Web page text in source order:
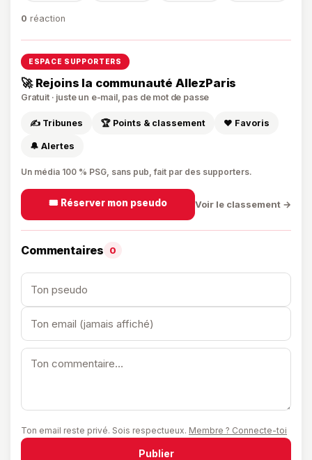
0 réaction
ESPACE SUPPORTERS
🚀 Rejoins la communauté AllezParis
Gratuit · juste un e-mail, pas de mot de passe
✍️ Tribunes 🏆 Points & classement ❤️ Favoris
🔔 Alertes
Un média 100 % PSG, sans pub, fait par des supporters.
🎟️ Réserver mon pseudo Voir le classement →
Commentaires 0
Ton email reste privé. Sois respectueux. Membre ? Connecte-toi
Publier